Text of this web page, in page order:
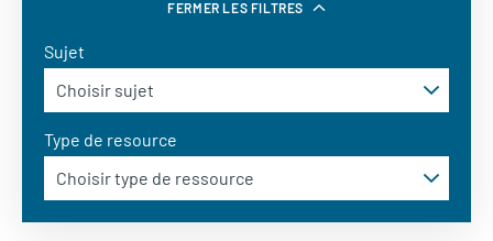
FERMER LES FILTRES
Sujet
Type de resource